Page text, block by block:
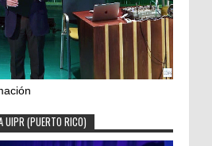
UIPR (PUERTO RICO)